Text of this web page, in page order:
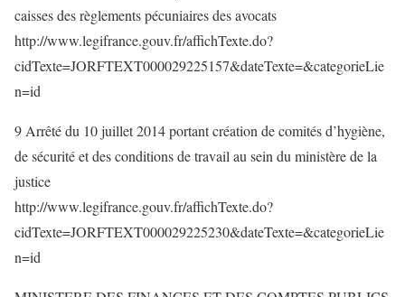
caisses des règlements pécuniaires des avocats
http://www.legifrance.gouv.fr/affichTexte.do?
cidTexte=JORFTEXT000029225157&dateTexte=&categorieLie
n=id
9 Arrêté du 10 juillet 2014 portant création de comités d’hygiène,
de sécurité et des conditions de travail au sein du ministère de la
justice
http://www.legifrance.gouv.fr/affichTexte.do?
cidTexte=JORFTEXT000029225230&dateTexte=&categorieLie
n=id